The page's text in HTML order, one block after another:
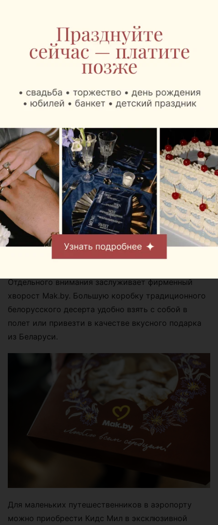
крепкий напиток в кофейной линейке Mak.by. А
также выбрать десерты, мороженое и свежую
выпечку собственного производства.
В зоне международных рейсов гостей ждет более
широкий ассортимент. Здесь также предлагают
Отдельного внимания заслуживает фирменный
хворост Mak.by. Большую коробку традиционного
белорусского десерта удобно взять с собой в
полет или привезти в качестве вкусного подарка
из Беларуси.
Для маленьких путешественников в аэропорту
можно приобрести Кидс Мил в эксклюзивной